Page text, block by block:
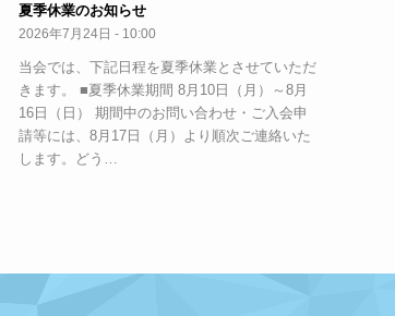
夏季休業のお知らせ
2026年7月24日 - 10:00
当会では、下記日程を夏季休業とさせていただ
きます。 ■夏季休業期間 8月10日（月）～8月
16日（日） 期間中のお問い合わせ・ご入会申
請等には、8月17日（月）より順次ご連絡いた
します。どう…